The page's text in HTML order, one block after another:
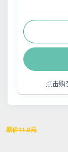
点击购
原价11.0元